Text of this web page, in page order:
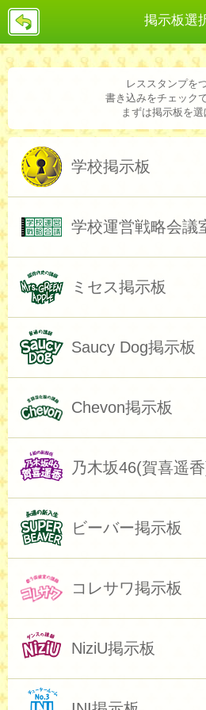
掲示板選
戻
レススタンプを
書き込みをチェック
まずは掲示板を選
学校掲示板
学校運営戦略会議
ミセス掲示板
Saucy Dog掲示板
Chevon掲示板
乃木坂46(賀喜遥
ビーバー掲示板
コレサワ掲示板
NiziU掲示板